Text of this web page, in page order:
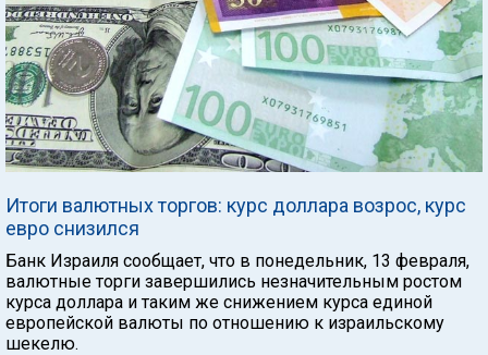
Итоги валютных торгов: курс доллара возрос, курс
евро снизился
Банк Израиля сообщает, что в понедельник, 13 февраля,
валютные торги завершились незначительным ростом
курса доллара и таким же снижением курса единой
европейской валюты по отношению к израильскому
шекелю.